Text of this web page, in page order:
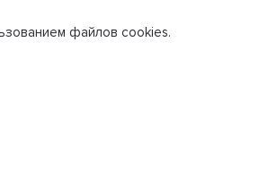
файлов cookies.